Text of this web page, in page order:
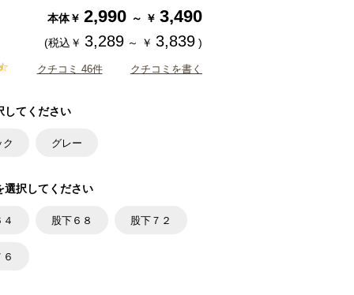
本体￥ 2,990 ～ ￥ 3,490
(税込￥ 3,289 ～ ￥ 3,839 )
クチコミ 46件 クチコミを書く
してください
ク グレー
選択してください
股下６８ 股下７２